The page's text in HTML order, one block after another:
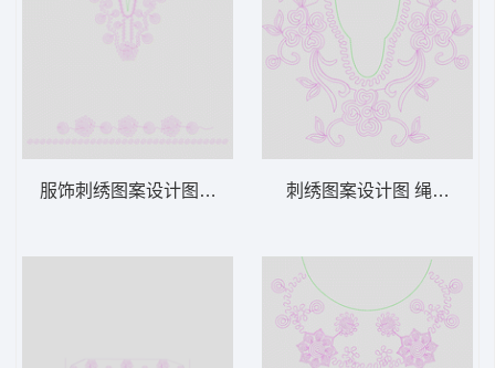
服饰刺绣图案设计图 绳绣 盘带 链目绣 特种刺绣图案设计图 绳绣 盘带